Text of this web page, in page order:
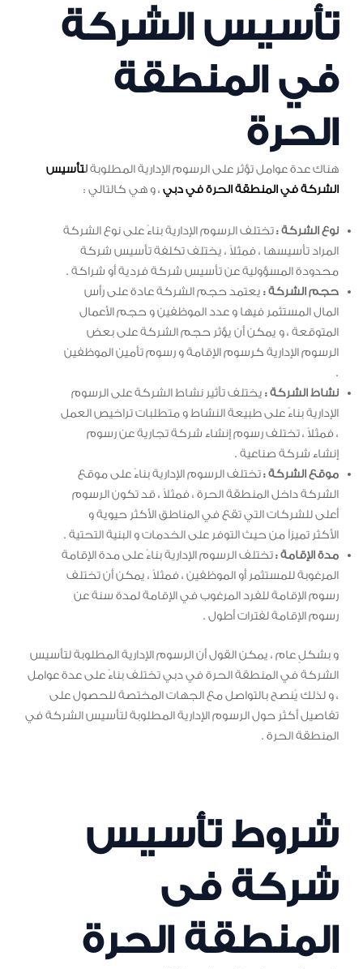
تأسيس الشركة
في المنطقة
الحرة
هناك عدة عوامل تؤثر على الرسوم الإدارية المطلوبةلتأسيس
الشركة في المنطقة الحرة في دبي ، و هي كالتالي :
نوع الشركة :تختلف الرسوم الإدارية بناءً على نوع الشركة
المراد تأسيسها ، فمثلاً ، يختلف تكلفة تأسيس شركة
محدودة المسؤولية عن تأسيس شركة فردية أو شراكة .
حجم الشركة : يعتمد حجم الشركة عادة على رأس
المال المستثمر فيها و عدد الموظفين و حجم الأعمال
المتوقعة ، و يمكن أن يؤثر حجم الشركة على بعض
الرسوم الإدارية كرسوم الإقامة و رسوم تأمين الموظفين
.
نشاط الشركة : يختلف تأثير نشاط الشركة على الرسوم
الإدارية بناءً على طبيعة النشاط و متطلبات تراخيص العمل
، فمثلاً ، تختلف رسوم إنشاء شركة تجارية عن رسوم
إنشاء شركة صناعية .
موقع الشركة :تختلف الرسوم الإدارية بناءً على موقع
الشركة داخل المنطقة الحرة ، فمثلاً ، قد تكون الرسوم
أعلى للشركات التي تقع في المناطق الأكثر حيوية و
الأكثر تميزاً من حيث التوفر على الخدمات و البنية التحتية .
مدة الإقامة :تختلف الرسوم الإدارية بناءً على مدة الإقامة
المرغوبة للمستثمر أو الموظفين ، فمثلاً ، يمكن أن تختلف
رسوم الإقامة للفرد المرغوب في الإقامة لمدة سنة عن
رسوم الإقامة لفترات أطول .
و بشكلٍ عام ، يمكن القول أن الرسوم الإدارية المطلوبة لتأسيس
الشركة في المنطقة الحرة في دبي تختلف بناءً على عدة عوامل
، و لذلك يُنصح بالتواصل مع الجهات المختصة للحصول على
تفاصيل أكثر حول الرسوم الإدارية المطلوبة لتأسيس الشركة في
المنطقة الحرة .
شروط تأسيس
شركة فى
المنطقة الحرة